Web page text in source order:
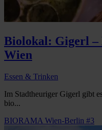
Biolokal: Gigerl –
Wien
Essen & Trinken
Im Stadtheuriger Gigerl gibt
bio...
BIORAMA Wien-Berlin #3